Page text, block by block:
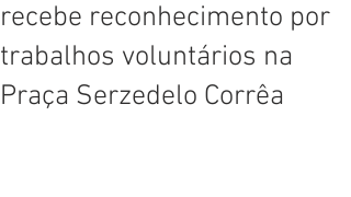
recebe reconhecimento por
trabalhos voluntários na
Praça Serzedelo Corrêa